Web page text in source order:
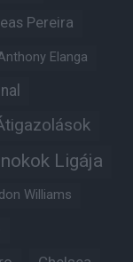
Pereira
Elanga
Ligája
Williams